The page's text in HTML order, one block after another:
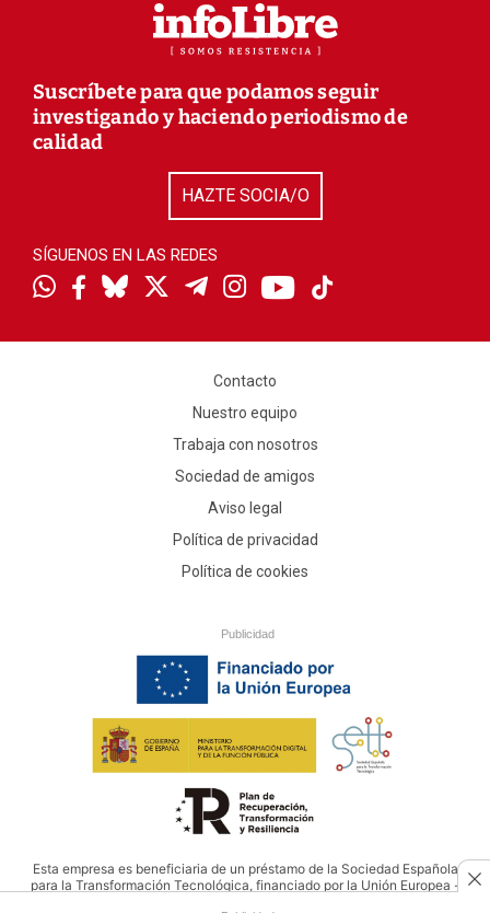
Suscríbete para que podamos seguir
investigando y haciendo periodismo de
calidad
HAZTE SOCIA/O
SÍGUENOS EN LAS REDES
Contacto
Nuestro equipo
Trabaja con nosotros
Sociedad de amigos
Aviso legal
Política de privacidad
Política de cookies
Publicidad
Esta empresa es beneficiaria de un préstamo de la Sociedad Española
para la Transformación Tecnológica, financiado por la Unión Europea -